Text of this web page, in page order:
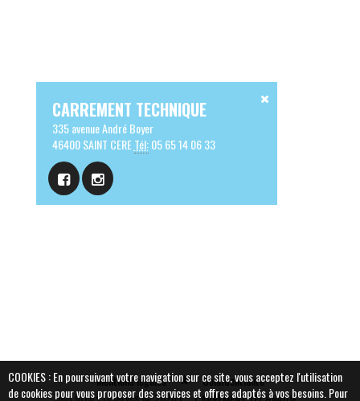
CARREMENT TECHNIQUE
335 avenue André Boyer
46400 SAINT CERETél:05 65 14 06 33
Mentions légales
Confidentialité
Tous droits réservés © 2026 |
COOKIES : En poursuivant votre navigation sur ce site, vous acceptez l'utilisation
de cookies pour vous proposer des services et offres adaptés à vos besoins. Pour